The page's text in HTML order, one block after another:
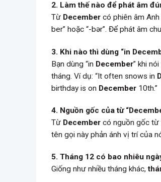
2. Làm thế nào để phát âm
Từ December có phiên âm
ber” hoặc “-bər”. Để phát âm
3. Khi nào thì dùng “in
Bạn dùng “in December” khi
tháng. Ví dụ: “It often snows in
birthday is on December 10th.”
4. Nguồn gốc của từ
Từ December có nguồn gốc từ
tên gọi này phản ánh vị trí của
5. Tháng 12 có bao nhiêu
Giống như nhiều tháng khác,